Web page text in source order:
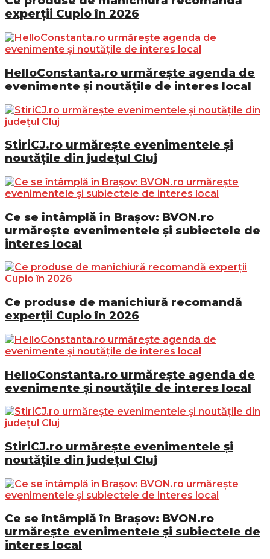
experții Cupio în 2026
HelloConstanta.ro urmărește agenda de
evenimente și noutățile de interes local
StiriCJ.ro urmărește evenimentele și
noutățile din județul Cluj
Ce se întâmplă în Brașov: BVON.ro
urmărește evenimentele și subiectele de
interes local
Ce produse de manichiură recomandă
experții Cupio în 2026
HelloConstanta.ro urmărește agenda de
evenimente și noutățile de interes local
StiriCJ.ro urmărește evenimentele și
noutățile din județul Cluj
Ce se întâmplă în Brașov: BVON.ro
urmărește evenimentele și subiectele de
interes local